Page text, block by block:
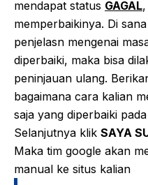
mendapat status GAGAL
memperbaikinya. Di
penjelasn mengenai
diperbaiki, maka bisa
peninjauan ulang.
bagaimana cara kalian
saja yang diperbaiki
Selanjutnya klik SAYA
Maka tim google akan
manual ke situs kalian